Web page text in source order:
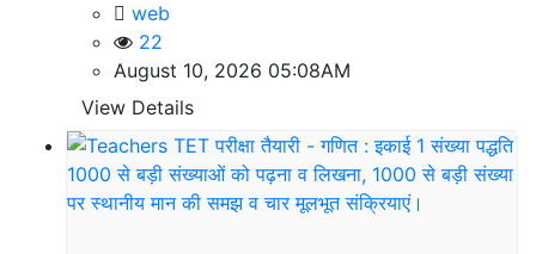
web
22
August 10, 2026 05:08AM
View Details